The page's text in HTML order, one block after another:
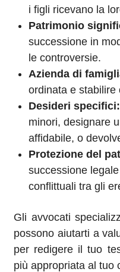
i figli ricevano la
Patrimonio
successione in
le controversie.
Azienda di
ordinata e stabilire
Desideri specifici:
minori, designare
affidabile, o
Protezione del
successione
conflittuali tra gli
Gli avvocati
possono aiutarti a
per redigere il tuo
più appropriata al tuo